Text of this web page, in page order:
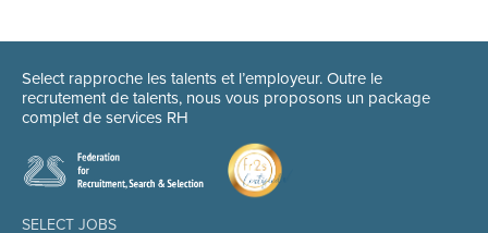
Select rapproche les talents et l’employeur. Outre le
recrutement de talents, nous vous proposons un package
complet de services RH
SELECT JOBS